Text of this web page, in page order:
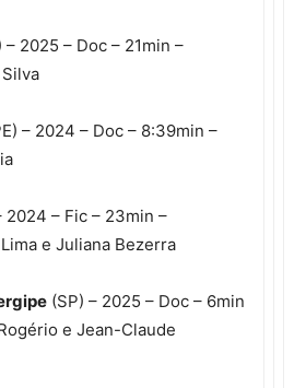
– 2025 – Doc – 21min –
– 2024 – Doc – 8:39min –
2024 – Fic – 23min –
e Juliana Bezerra
(SP) – 2025 – Doc – 6min
e Jean-Claude